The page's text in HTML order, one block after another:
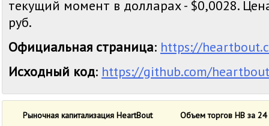
текущий момент в долларах - $0,0028.
руб.
Официальная страница: https://
Исходный код: https://github.com/
Рыночная капитализация HeartBout Объем торгов HB за 24